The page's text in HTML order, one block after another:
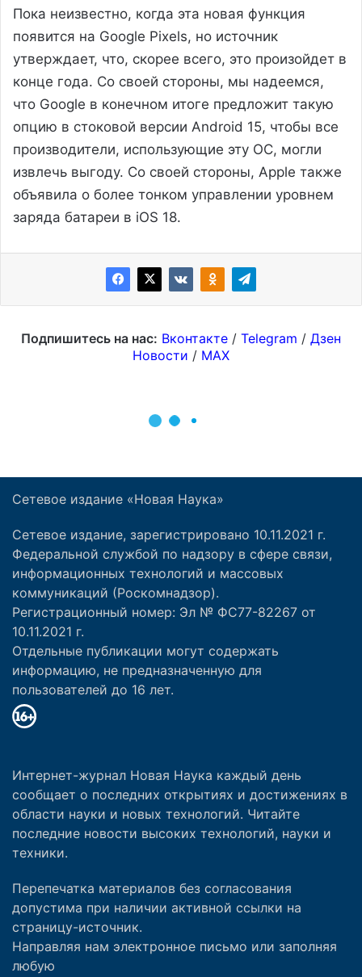
Сетевое издание «Новая Наука»
Сетевое издание, зарегистрировано 10.11.2021 г.
Федеральной службой по надзору в сфере связи,
информационных технологий и массовых
коммуникаций (Роскомнадзор).
Регистрационный номер: Эл № ФС77-82267 от
10.11.2021 г.
Отдельные публикации могут содержать
информацию, не предназначенную для
пользователей до 16 лет.
Интернет-журнал Новая Наука каждый день
сообщает о последних открытиях и достижениях в
области науки и новых технологий. Читайте
последние новости высоких технологий, науки и
техники.
Перепечатка материалов без согласования
допустима при наличии активной ссылки на
страницу-источник.
Направляя нам электронное письмо или заполняя
любую